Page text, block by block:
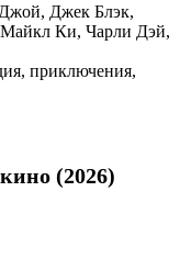
Джек Блэк,
Ки, Чарли Дэй,
приключения,
(2026)